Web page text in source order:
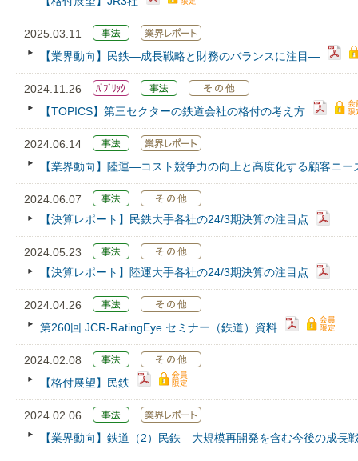
2025.03.11
【業界動向】民鉄―成長戦略と財務のバランスに注目―
2024.11.26
【TOPICS】第三セクターの鉄道会社の格付の考え方
2024.06.14
【業界動向】陸運―コスト競争力の向上と高度化する顧客ニ
2024.06.07
【決算レポート】民鉄大手各社の24/3期決算の注目点
2024.05.23
【決算レポート】陸運大手各社の24/3期決算の注目点
2024.04.26
第260回 JCR‐RatingEye セミナー（鉄道）資料
2024.02.08
【格付展望】民鉄
2024.02.06
【業界動向】鉄道（2）民鉄―大規模再開発を含む今後の成長